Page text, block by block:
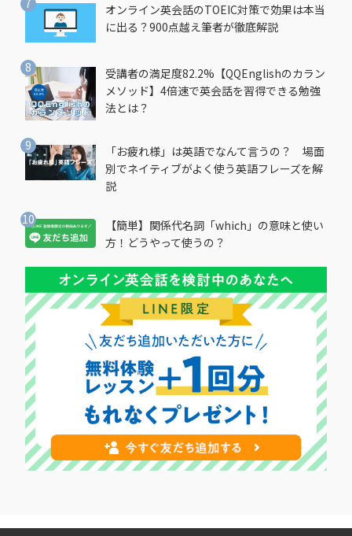
オンライン英会話のTOEIC対策で効果は本当
に出る？900点越え筆者が徹底解説
受講者の満足度82.2%【QQEnglishのカラン
メソッド】4倍速で英会話を習得できる勉強
法とは？
「お疲れ様」は英語でなんて言うの？ 場面
別でネイティブがよく使う英語フレーズを解
説
【簡単】関係代名詞「which」の意味と使い
方！どうやって使うの？